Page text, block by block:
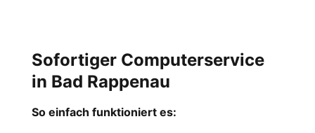
Sofortiger Computerservice
in Bad Rappenau
So einfach funktioniert es: